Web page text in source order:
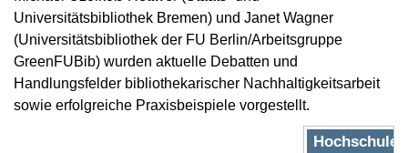
Universitätsbibliothek Bremen) und Janet Wagner
(Universitätsbibliothek der FU Berlin/Arbeitsgruppe
GreenFUBib) wurden aktuelle Debatten und
Handlungsfelder bibliothekarischer Nachhaltigkeitsarbeit
sowie erfolgreiche Praxisbeispiele vorgestellt.